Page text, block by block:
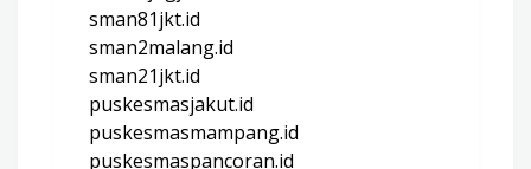
sman81jkt.id
sman2malang.id
sman21jkt.id
puskesmasjakut.id
puskesmasmampang.id
puskesmaspancoran.id